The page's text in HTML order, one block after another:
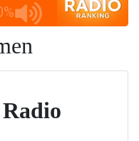
Uhrzeit: